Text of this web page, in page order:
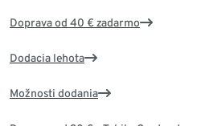
Doprava od 40 € zadarmo
Dodacia lehota
Možnosti dodania